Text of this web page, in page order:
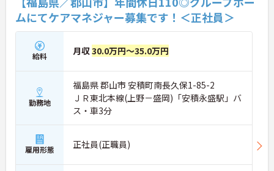
ムにてケアマネジャー募集です！＜正社員＞
給料 月収30.0万円～35.0万円
勤務地
福島県 郡山市 安積町南長久保1-85-2
ＪＲ東北本線(上野－盛岡)「安積永盛駅」バ
ス・車3分
雇用形態 正社員(正職員)